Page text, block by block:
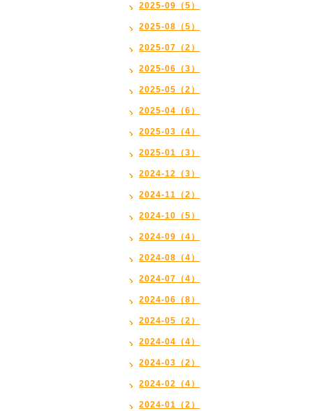
2025-09（5）
2025-08（5）
2025-07（2）
2025-06（3）
2025-05（2）
2025-04（6）
2025-03（4）
2025-01（3）
2024-12（3）
2024-11（2）
2024-10（5）
2024-09（4）
2024-08（4）
2024-07（4）
2024-06（8）
2024-05（2）
2024-04（4）
2024-03（2）
2024-02（4）
2024-01（2）